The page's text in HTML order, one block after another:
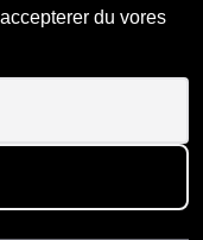
du vores